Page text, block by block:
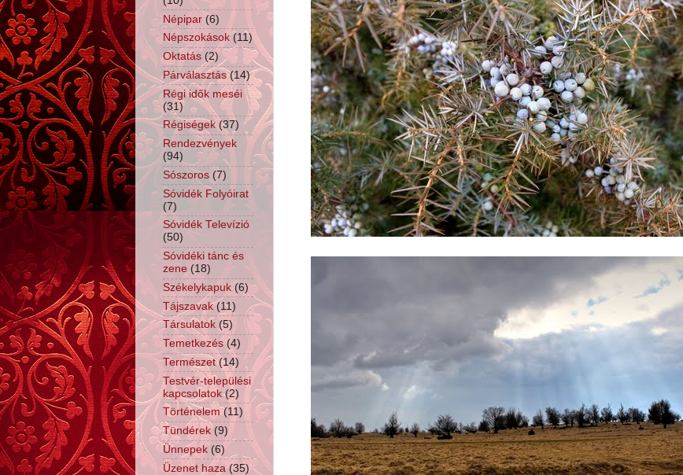
Népipar (6)
Népszokások (11)
Oktatás (2)
Párválasztás (14)
Régi idők meséi
(31)
Régiségek (37)
Rendezvények
(94)
Sószoros (7)
Sóvidék Folyóirat
(7)
Sóvidék Televízió
(50)
Sóvidéki tánc és
zene (18)
Székelykapuk (6)
Tájszavak (11)
Társulatok (5)
Temetkezés (4)
Természet (14)
Testvér-települési
kapcsolatok (2)
Történelem (11)
Tündérek (9)
Ünnepek (6)
Üzenet haza (35)